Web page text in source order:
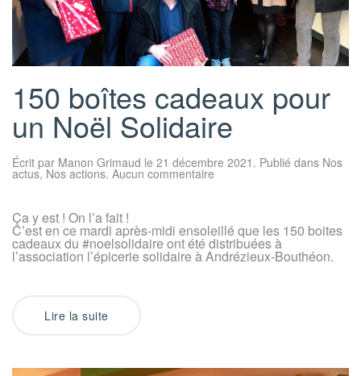
150 boîtes cadeaux pour
un Noël Solidaire
Écrit par Manon Grimaud le 21 décembre 2021 . Publié dans Nos
actus, Nos actions. Aucun commentaire
un
Noël
Solidaire
Ça y est ! On l’a fait !
C’est en ce mardi après-midi ensoleillé que les 150 boites
cadeaux du #noelsolidaire ont été distribuées à
l’association l’épicerie solidaire à Andrézieux-Bouthéon.
Lire la suite